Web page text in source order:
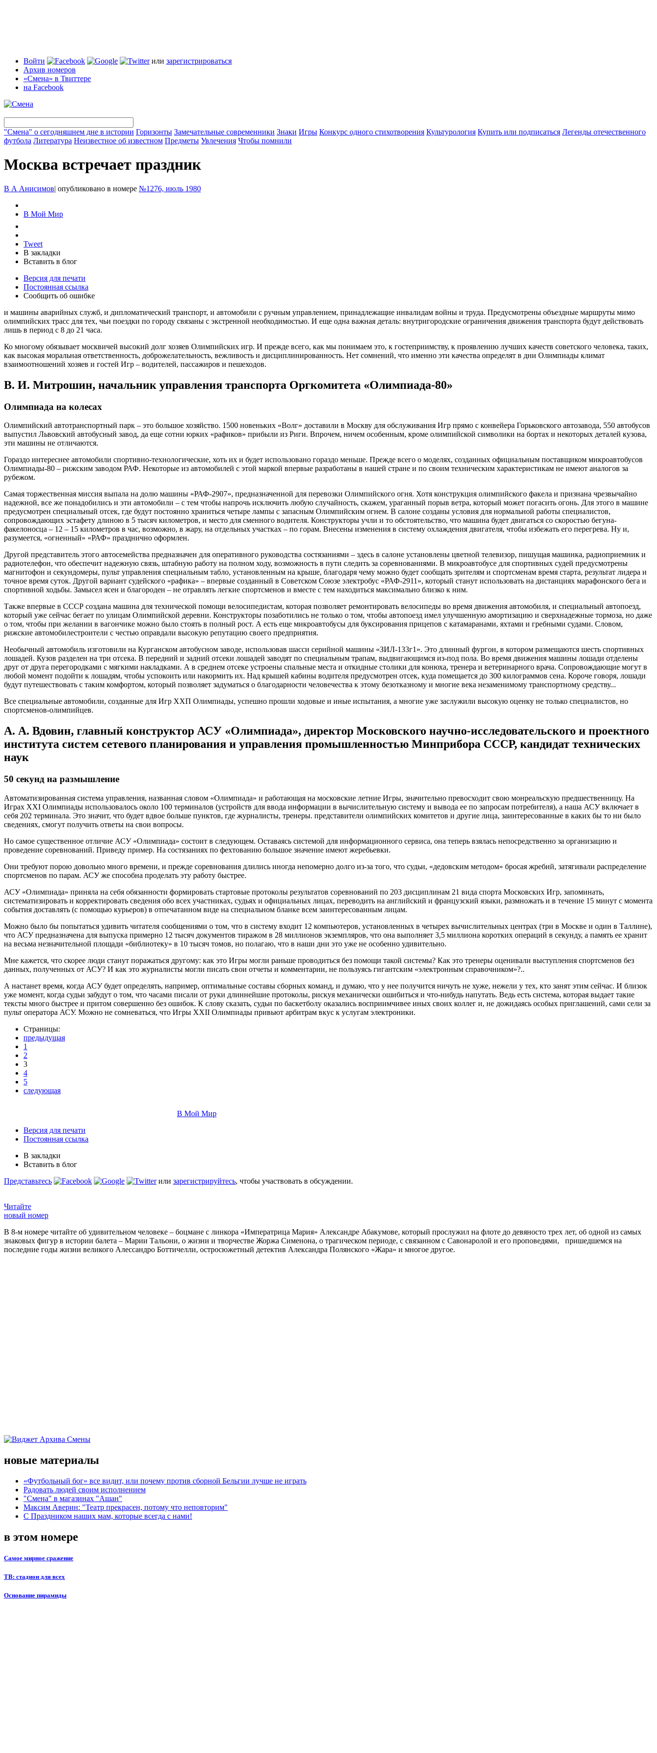
Войти или зарегистрироваться
Архив номеров
«Смена» в Твиттере
на Facebook
"Смена" о сегодняшнем дне в истории Горизонты Замечательные современники Знаки Игры Конкурс одного стихотворения Культурология Купить или подписаться Легенды отечественного
футбола Литература Неизвестное об известном Предметы Увлечения Чтобы помнили
Москва встречает праздник
В А Анисимов| опубликовано в номере №1276, июль 1980
В Мой Мир
Tweet
В закладки
Вставить в блог
Версия для печати
Постоянная ссылка
Сообщить об ошибке
и машины аварийных служб, и дипломатический транспорт, и автомобили с ручным управлением, принадлежащие инвалидам войны и труда. Предусмотрены объездные маршруты мимо
олимпийских трасс для тех, чьи поездки по городу связаны с экстренной необходимостью. И еще одна важная деталь: внутригородские ограничения движения транспорта будут действовать
лишь в период с 8 до 21 часа.
Ко многому обязывает москвичей высокий долг хозяев Олимпийских игр. И прежде всего, как мы понимаем это, к гостеприимству, к проявлению лучших качеств советского человека, таких,
как высокая моральная ответственность, доброжелательность, вежливость и дисциплинированность. Нет сомнений, что именно эти качества определят в дни Олимпиады климат
взаимоотношений хозяев и гостей Игр – водителей, пассажиров и пешеходов.
В. И. Митрошин, начальник управления транспорта Оргкомитета «Олимпиада-80»
Олимпиада на колесах
Олимпийский автотранспортный парк – это большое хозяйство. 1500 новеньких «Волг» доставили в Москву для обслуживания Игр прямо с конвейера Горьковского автозавода, 550 автобусов
выпустил Львовский автобусный завод, да еще сотни юрких «рафиков» прибыли из Риги. Впрочем, ничем особенным, кроме олимпийской символики на бортах и некоторых деталей кузова,
эти машины не отличаются.
Гораздо интереснее автомобили спортивно-технологические, хоть их и будет использовано гораздо меньше. Прежде всего о моделях, созданных официальным поставщиком микроавтобусов
Олимпиады-80 – рижским заводом РАФ. Некоторые из автомобилей с этой маркой впервые разработаны в нашей стране и по своим техническим характеристикам не имеют аналогов за
рубежом.
Самая торжественная миссия выпала на долю машины «РАФ-2907», предназначенной для перевозки Олимпийского огня. Хотя конструкция олимпийского факела и признана чрезвычайно
надежной, все же понадобились и эти автомобили – с тем чтобы напрочь исключить любую случайность, скажем, ураганный порыв ветра, который может погасить огонь. Для этого в машине
предусмотрен специальный отсек, где будут постоянно храниться четыре лампы с запасным Олимпийским огнем. В салоне созданы условия для нормальной работы специалистов,
сопровождающих эстафету длиною в 5 тысяч километров, и место для сменного водителя. Конструкторы учли и то обстоятельство, что машина будет двигаться со скоростью бегуна-
факелоносца – 12 – 15 километров в час, возможно, в жару, на отдельных участках – по горам. Внесены изменения в систему охлаждения двигателя, чтобы избежать его перегрева. Ну и,
разумеется, «огненный» «РАФ» празднично оформлен.
Другой представитель этого автосемейства предназначен для оперативного руководства состязаниями – здесь в салоне установлены цветной телевизор, пишущая машинка, радиоприемник и
радиотелефон, что обеспечит надежную связь, штабную работу на полном ходу, возможность в пути следить за соревнованиями. В микроавтобусе для спортивных судей предусмотрены
магнитофон и секундомеры, пульт управления специальным табло, установленным на крыше, благодаря чему можно будет сообщать зрителям и спортсменам время старта, результат лидера и
точное время суток. Другой вариант судейского «рафика» – впервые созданный в Советском Союзе электробус «РАФ-2911», который станут использовать на дистанциях марафонского бега и
спортивной ходьбы. Замысел ясен и благороден – не отравлять легкие спортсменов и вместе с тем находиться максимально близко к ним.
Также впервые в СССР создана машина для технической помощи велосипедистам, которая позволяет ремонтировать велосипеды во время движения автомобиля, и специальный автопоезд,
который уже сейчас бегает по улицам Олимпийской деревни. Конструкторы позаботились не только о том, чтобы автопоезд имел улучшенную амортизацию и сверхнадежные тормоза, но даже
о том, чтобы при желании в вагончике можно было стоять в полный рост. А есть еще микроавтобусы для буксирования прицепов с катамаранами, яхтами и гребными судами. Словом,
рижские автомобилестроители с честью оправдали высокую репутацию своего предприятия.
Необычный автомобиль изготовили на Курганском автобусном заводе, использовав шасси серийной машины «ЗИЛ-133г1». Это длинный фургон, в котором размещаются шесть спортивных
лошадей. Кузов разделен на три отсека. В передний и задний отсеки лошадей заводят по специальным трапам, выдвигающимся из-под пола. Во время движения машины лошади отделены
друг от друга перегородками с мягкими накладками. А в среднем отсеке устроены спальные места и откидные столики для конюха, тренера и ветеринарного врача. Сопровождающие могут в
любой момент подойти к лошадям, чтобы успокоить или накормить их. Над крышей кабины водителя предусмотрен отсек, куда помещается до 300 килограммов сена. Короче говоря, лошади
будут путешествовать с таким комфортом, который позволяет задуматься о благодарности человечества к этому безотказному и многие века незаменимому транспортному средству...
Все специальные автомобили, созданные для Игр ХХП Олимпиады, успешно прошли ходовые и иные испытания, а многие уже заслужили высокую оценку не только специалистов, но
спортсменов-олимпийцев.
А. А. Вдовин, главный конструктор АСУ «Олимпиада», директор Московского научно-исследовательского и проектного
института систем сетевого планирования и управления промышленностью Минприбора СССР, кандидат технических
наук
50 секунд на размышление
Автоматизированная система управления, названная словом «Олимпиада» и работающая на московские летние Игры, значительно превосходит свою монреальскую предшественницу. На
Играх XXI Олимпиады использовалось около 100 терминалов (устройств для ввода информации в вычислительную систему и вывода ее по запросам потребителя), а наша АСУ включает в
себя 202 терминала. Это значит, что будет вдвое больше пунктов, где журналисты, тренеры. представители олимпийских комитетов и другие лица, заинтересованные в каких бы то ни было
сведениях, смогут получить ответы на свои вопросы.
Но самое существенное отличие АСУ «Олимпиада» состоит в следующем. Оставаясь системой для информационного сервиса, она теперь взялась непосредственно за организацию и
проведение соревнований. Приведу пример. На состязаниях по фехтованию большое значение имеют жеребьевки.
Они требуют порою довольно много времени, и прежде соревнования длились иногда непомерно долго из-за того, что судьи, «дедовским методом» бросая жребий, затягивали распределение
спортсменов по парам. АСУ же способна проделать эту работу быстрее.
АСУ «Олимпиада» приняла на себя обязанности формировать стартовые протоколы результатов соревнований по 203 дисциплинам 21 вида спорта Московских Игр, запоминать,
систематизировать и корректировать сведения обо всех участниках, судьях и официальных лицах, переводить на английский и французский языки, размножать и в течение 15 минут с момента
события доставлять (с помощью курьеров) в отпечатанном виде на специальном бланке всем заинтересованным лицам.
Можно было бы попытаться удивить читателя сообщениями о том, что в систему входит 12 компьютеров, установленных в четырех вычислительных центрах (три в Москве и один в Таллине),
что АСУ предназначена для выпуска примерно 12 тысяч документов тиражом в 28 миллионов экземпляров, что она выполняет 3,5 миллиона коротких операций в секунду, а память ее хранит
на весьма незначительной площади «библиотеку» в 10 тысяч томов, но полагаю, что в наши дни это уже не особенно удивительно.
Мне кажется, что скорее люди станут поражаться другому: как это Игры могли раньше проводиться без помощи такой системы? Как это тренеры оценивали выступления спортсменов без
данных, полученных от АСУ? И как это журналисты могли писать свои отчеты и комментарии, не пользуясь гигантским «электронным справочником»?..
А настанет время, когда АСУ будет определять, например, оптимальные составы сборных команд, и думаю, что у нее получится ничуть не хуже, нежели у тех, кто занят этим сейчас. И близок
уже момент, когда судьи забудут о том, что часами писали от руки длиннейшие протоколы, рискуя механически ошибиться и что-нибудь напутать. Ведь есть система, которая выдает такие
тексты много быстрее и притом совершенно без ошибок. К слову сказать, судьи по баскетболу оказались восприимчивее иных своих коллег и, не дожидаясь особых приглашений, сами сели за
пульт оператора АСУ. Можно не сомневаться, что Игры ХХII Олимпиады привьют арбитрам вкус к услугам электроники.
Страницы:
предыдущая
1
2
3
4
5
следующая
В Мой Мир
Версия для печати
Постоянная ссылка
В закладки
Вставить в блог
Представьтесь
или зарегистрируйтесь, чтобы участвовать в обсуждении.
Читайте
новый номер
В 8-м номере читайте об удивительном человеке – боцмане с линкора «Императрица Мария» Александре Абакумове, который прослужил на флоте до девяносто трех лет, об одной из самых
знаковых фигур в истории балета – Марии Тальони, о жизни и творчестве Жоржа Сименона, о трагическом периоде, с связанном с Савонаролой и его проповедями, пришедшемся на
последние годы жизни великого Алессандро Боттичелли, остросюжетный детектив Александра Полянского «Жара» и многое другое.
новые материалы
«Футбольный бог» все видит, или почему против сборной Бельгии лучше не играть
Радовать людей своим исполнением
"Смена" в магазинах "Ашан"
Максим Аверин: "Театр прекрасен, потому что неповторим"
С Праздником наших мам, которые всегда с нами!
в этом номере
Самое мирное сражение
ТВ: стадион для всех
Основание пирамиды